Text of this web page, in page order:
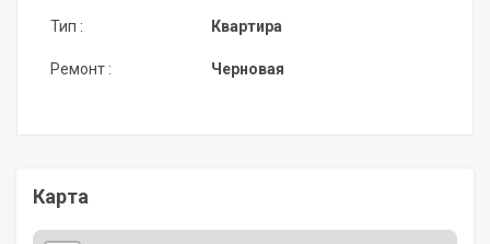
Тип :
Ремонт :
Квартира
Черновая
Карта